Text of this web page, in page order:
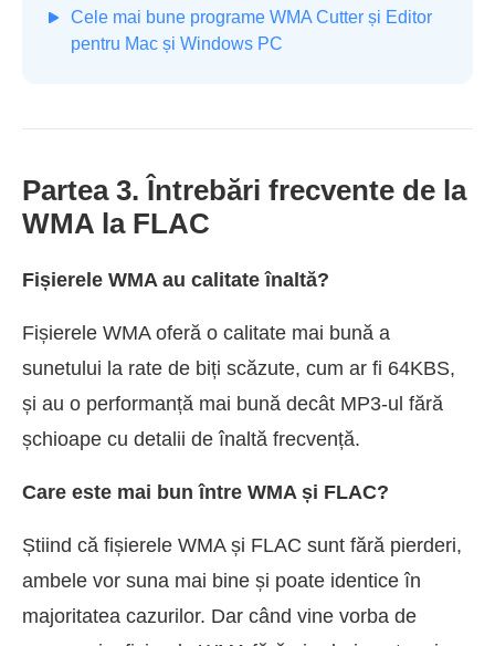
Cele mai bune programe WMA Cutter și Editor
pentru Mac și Windows PC
Partea 3. Întrebări frecvente de la
WMA la FLAC
Fișierele WMA au calitate înaltă?
Fișierele WMA oferă o calitate mai bună a
sunetului la rate de biți scăzute, cum ar fi 64KBS,
și au o performanță mai bună decât MP3-ul fără
șchioape cu detalii de înaltă frecvență.
Care este mai bun între WMA și FLAC?
Știind că fișierele WMA și FLAC sunt fără pierderi,
ambele vor suna mai bine și poate identice în
majoritatea cazurilor. Dar când vine vorba de